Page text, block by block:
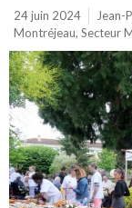
24 juin 2024
Jean-
Montréjeau, Secteur